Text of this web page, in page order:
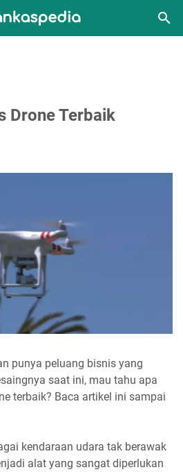
Drone Terbaik
punya peluang bisnis yang
saat ini, mau tahu apa
terbaik? Baca artikel ini sampai
kendaraan udara tak berawak
alat yang sangat diperlukan